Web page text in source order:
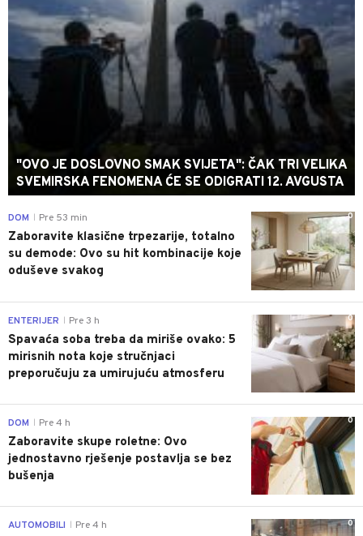
"OVO JE DOSLOVNO SMAK SVIJETA": ČAK TRI VELIKA
SVEMIRSKA FENOMENA ĆE SE ODIGRATI 12. AVGUSTA
0
DOM Pre 53 min
Zaboravite klasične trpezarije, totalno
su demode: Ovo su hit kombinacije koje
oduševe svakog
0
ENTERIJER Pre 3 h
Spavaća soba treba da miriše ovako: 5
mirisnih nota koje stručnjaci
preporučuju za umirujuću atmosferu
0
DOM Pre 4 h
Zaboravite skupe roletne: Ovo
jednostavno rješenje postavlja se bez
bušenja
0
AUTOMOBILI Pre 4 h